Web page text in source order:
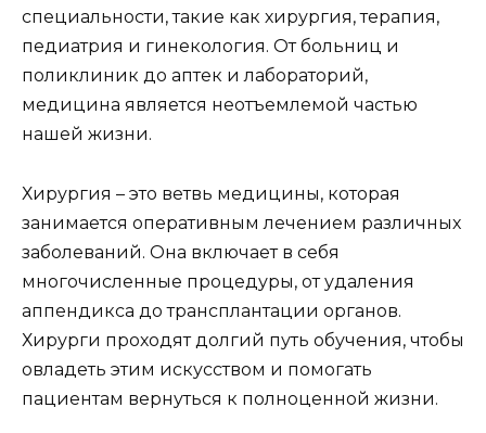
специальности, такие как хирургия, терапия,
педиатрия и гинекология. От больниц и
поликлиник до аптек и лабораторий,
медицина является неотъемлемой частью
нашей жизни.
Хирургия – это ветвь медицины, которая
занимается оперативным лечением различных
заболеваний. Она включает в себя
многочисленные процедуры, от удаления
аппендикса до трансплантации органов.
Хирурги проходят долгий путь обучения, чтобы
овладеть этим искусством и помогать
пациентам вернуться к полноценной жизни.